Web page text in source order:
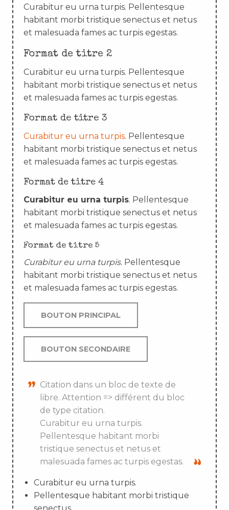
Curabitur eu urna turpis. Pellentesque
habitant morbi tristique senectus et netus
et malesuada fames ac turpis egestas.
Format de titre 2
Curabitur eu urna turpis. Pellentesque
habitant morbi tristique senectus et netus
et malesuada fames ac turpis egestas.
Format de titre 3
Curabitur eu urna turpis. Pellentesque
habitant morbi tristique senectus et netus
et malesuada fames ac turpis egestas.
Format de titre 4
Curabitur eu urna turpis. Pellentesque
habitant morbi tristique senectus et netus
et malesuada fames ac turpis egestas.
Format de titre 5
Curabitur eu urna turpis. Pellentesque
habitant morbi tristique senectus et netus
et malesuada fames ac turpis egestas.
BOUTON PRINCIPAL
BOUTON SECONDAIRE
Citation dans un bloc de texte de
libre. Attention => différent du bloc
de type citation.
Curabitur eu urna turpis.
Pellentesque habitant morbi
tristique senectus et netus et
malesuada fames ac turpis egestas.
Curabitur eu urna turpis.
Pellentesque habitant morbi tristique